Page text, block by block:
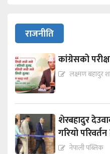
राजनीति
कांग्रेसको
लक्ष्मण बहादुर
शेरबहादुर
गरियो परिवर्तन
नेपाली पब्लिक